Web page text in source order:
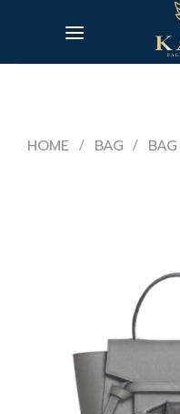
HOME / BAG /